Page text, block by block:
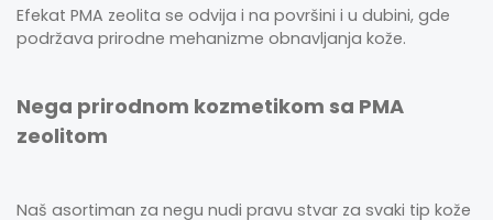
Efekat PMA zeolita se odvija i na površini i u dubini, gde
podržava prirodne mehanizme obnavljanja kože.
Nega prirodnom kozmetikom sa PMA
zeolitom
Naš asortiman za negu nudi pravu stvar za svaki tip kože